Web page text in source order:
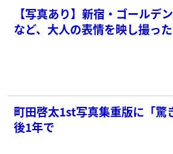
【写真あり】新宿・ゴールデ
など、大人の表情を映し撮っ
町田啓太1st写真集重版に「驚
後1年で